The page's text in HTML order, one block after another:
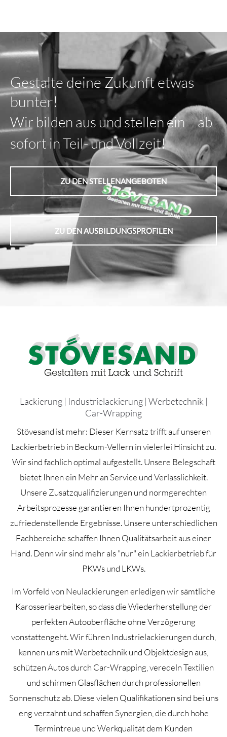
Gestalte deine Zukunft etwas
bunter!
Wir bilden aus und stellen ein – ab
sofort in Teil- und Vollzeit!
ZU DEN STELLENANGEBOTEN
ZU DEN AUSBILDUNGSPROFILEN
Lackierung | Industrielackierung | Werbetechnik |
Car-Wrapping
Stövesand ist mehr: Dieser Kernsatz trifft auf unseren
Lackierbetrieb in Beckum-Vellern in vielerlei Hinsicht zu.
Wir sind fachlich optimal aufgestellt. Unsere Belegschaft
bietet Ihnen ein Mehr an Service und Verlässlichkeit.
Unsere Zusatzqualifizierungen und normgerechten
Arbeitsprozesse garantieren Ihnen hundertprozentig
zufriedenstellende Ergebnisse. Unsere unterschiedlichen
Fachbereiche schaffen Ihnen Qualitätsarbeit aus einer
Hand. Denn wir sind mehr als "nur" ein Lackierbetrieb für
PKWs und LKWs.
Im Vorfeld von Neulackierungen erledigen wir sämtliche
Karosseriearbeiten, so dass die Wiederherstellung der
perfekten Autooberfläche ohne Verzögerung
vonstattengeht. Wir führen Industrielackierungen durch,
kennen uns mit Werbetechnik und Objektdesign aus,
schützen Autos durch Car-Wrapping, veredeln Textilien
und schirmen Glasflächen durch professionellen
Sonnenschutz ab. Diese vielen Qualifikationen sind bei uns
eng verzahnt und schaffen Synergien, die durch hohe
Termintreue und Werkqualität dem Kunden